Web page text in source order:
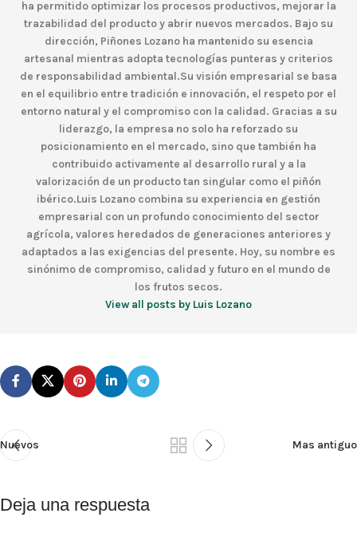
ha permitido optimizar los procesos productivos, mejorar la
trazabilidad del producto y abrir nuevos mercados. Bajo su
dirección, Piñones Lozano ha mantenido su esencia
artesanal mientras adopta tecnologías punteras y criterios
de responsabilidad ambiental.Su visión empresarial se basa
en el equilibrio entre tradición e innovación, el respeto por el
entorno natural y el compromiso con la calidad. Gracias a su
liderazgo, la empresa no solo ha reforzado su
posicionamiento en el mercado, sino que también ha
contribuido activamente al desarrollo rural y a la
valorización de un producto tan singular como el piñón
ibérico.Luis Lozano combina su experiencia en gestión
empresarial con un profundo conocimiento del sector
agrícola, valores heredados de generaciones anteriores y
adaptados a las exigencias del presente. Hoy, su nombre es
sinónimo de compromiso, calidad y futuro en el mundo de
los frutos secos.
View all posts by Luis Lozano
Nuevos Mas antiguo
Deja una respuesta